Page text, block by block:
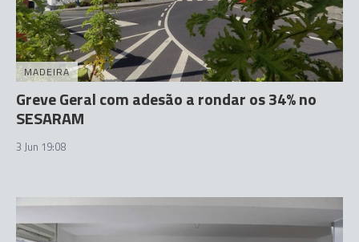
MADEIRA
Greve Geral com adesão a rondar os 34% no
SESARAM
3 Jun 19:08